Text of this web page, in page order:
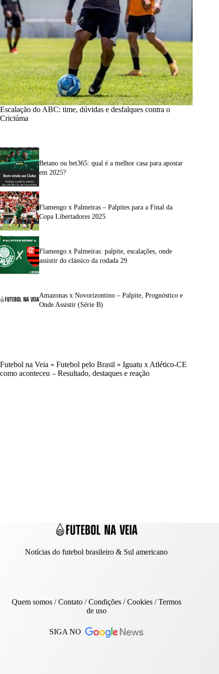
Escalação do ABC: time, dúvidas e desfalques contra o
Criciúma
Betano ou bet365: qual é a melhor casa para apostar
em 2025?
Flamengo x Palmeiras – Palpites para a Final da
Copa Libertadores 2025
Flamengo x Palmeiras: palpite, escalações, onde
assistir do clássico da rodada 29
Amazonas x Novorizontino – Palpite, Prognóstico e
Onde Assistir (Série B)
Futebol na Veia » Futebol pelo Brasil » Iguatu x Atlético-CE
como aconteceu – Resultado, destaques e reação
Notícias do futebol brasileiro & Sul americano
Quem somos/Contato/ Condições /Cookies/Termos
de uso
SIGA NO